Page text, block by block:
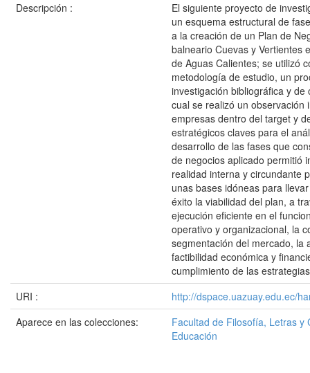
Descripción :
El siguiente proyecto de
un esquema estructural de
a la creación de un Plan de
balneario Cuevas y Vertientes
de Aguas Calientes; se utilizó
metodología de estudio, un
investigación bibliográfica y de
cual se realizó un observación
empresas dentro del target y
estratégicos claves para el
desarrollo de las fases que
de negocios aplicado permitió
realidad interna y circundante
unas bases idóneas para
éxito la viabilidad del plan, a
ejecución eficiente en el
operativo y organizacional, la
segmentación del mercado, la
factibilidad económica y
cumplimiento de las
URI :
http://dspace.uazuay.edu.ec/
Aparece en las colecciones:
Facultad de Filosofía, Letras y
Educación